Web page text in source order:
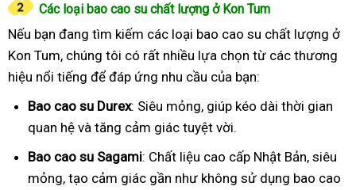
Các loại bao cao su chất lượng ở Kon Tum
Nếu bạn đang tìm kiếm các loại bao cao su chất lượng ở
Kon Tum, chúng tôi có rất nhiều lựa chọn từ các thương
hiệu nổi tiếng để đáp ứng nhu cầu của bạn:
Bao cao su Durex: Siêu mỏng, giúp kéo dài thời gian
quan hệ và tăng cảm giác tuyệt vời.
Bao cao su Sagami: Chất liệu cao cấp Nhật Bản, siêu
mỏng, tạo cảm giác gần như không sử dụng bao cao